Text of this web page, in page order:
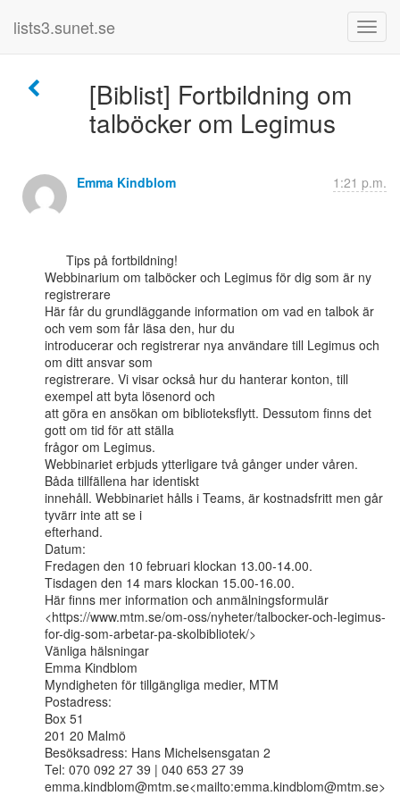
lists3.sunet.se
[Biblist] Fortbildning om
talböcker om Legimus
Emma Kindblom 1:21 p.m.
Webbinarium om talböcker och Legimus för dig som är ny
registrerare
Här får du grundläggande information om vad en talbok är
och vem som får läsa den, hur du
introducerar och registrerar nya användare till Legimus och
om ditt ansvar som
registrerare. Vi visar också hur du hanterar konton, till
exempel att byta lösenord och
att göra en ansökan om biblioteksflytt. Dessutom finns det
gott om tid för att ställa
frågor om Legimus.
Webbinariet erbjuds ytterligare två gånger under våren.
Båda tillfällena har identiskt
innehåll. Webbinariet hålls i Teams, är kostnadsfritt men går
tyvärr inte att se i
efterhand.
Datum:
Fredagen den 10 februari klockan 13.00-14.00.
Tisdagen den 14 mars klockan 15.00-16.00.
Här finns mer information och anmälningsformulär
<https://www.mtm.se/om-oss/nyheter/talbocker-och-legimus-
for-dig-som-arbetar-pa-skolbibliotek/>
Vänliga hälsningar
Emma Kindblom
Myndigheten för tillgängliga medier, MTM
Postadress:
Box 51
201 20 Malmö
Besöksadress: Hans Michelsensgatan 2
Tel: 070 092 27 39 | 040 653 27 39
emma.kindblom@mtm.se<mailto:emma.kindblom@mtm.se>